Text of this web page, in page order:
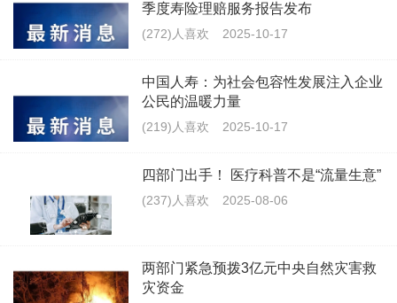
季度寿险理赔服务报告发布
(272)人喜欢 2025-10-17
中国人寿：为社会包容性发展注入企业
公民的温暖力量
(219)人喜欢 2025-10-17
四部门出手！ 医疗科普不是“流量生意”
(237)人喜欢 2025-08-06
两部门紧急预拨3亿元中央自然灾害救
灾资金